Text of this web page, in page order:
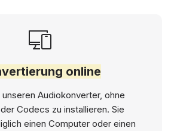
online
unseren Audiokonverter, ohne
Codecs zu installieren. Sie
einen Computer oder einen